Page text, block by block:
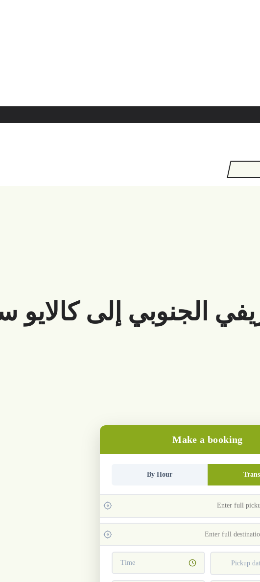
الجنوبي إلى كالايو
Make a booking
By Hour
Pickup
Time